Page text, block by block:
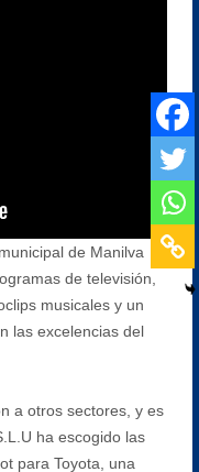
de Manilva
de televisión,
musicales y un
las excelencias del
a otros sectores, y es
ha escogido las
para Toyota, una